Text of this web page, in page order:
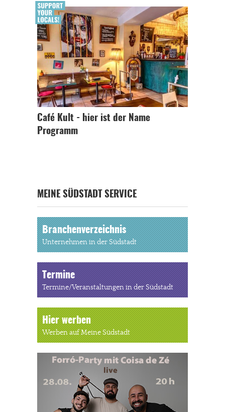
Café Kult - hier ist der Name
Programm
MEINE SÜDSTADT SERVICE
Branchenverzeichnis
Unternehmen in der Südstadt
Termine
Termine/Veranstaltungen in der Südstadt
Hier werben
Werben auf Meine Südstadt